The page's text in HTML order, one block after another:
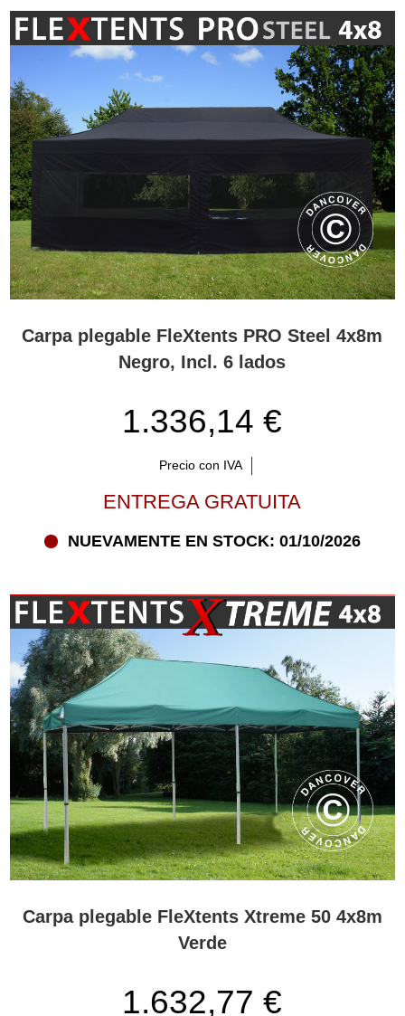
Carpa plegable FleXtents PRO Steel 4x8m
Negro, Incl. 6 lados
1.336,14 €
Precio con IVA
ENTREGA GRATUITA
NUEVAMENTE EN STOCK: 01/10/2026
Carpa plegable FleXtents Xtreme 50 4x8m
Verde
1.632,77 €